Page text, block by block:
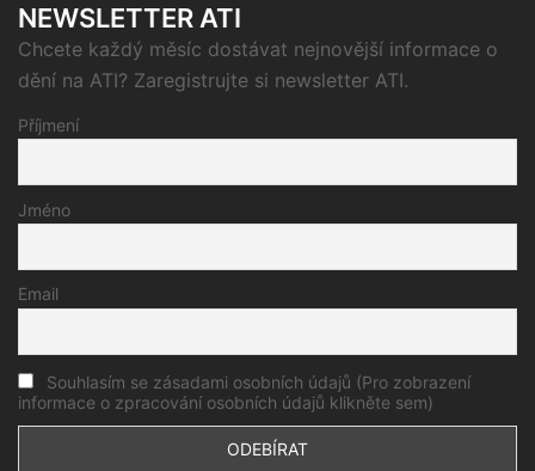
NEWSLETTER ATI
Chcete každý měsíc dostávat nejnovější informace o
dění na ATI? Zaregistrujte si newsletter ATI.
Příjmení
Jméno
Email
Souhlasím se zásadami osobních údajů (Pro zobrazení
informace o zpracování osobních údajů klikněte sem)